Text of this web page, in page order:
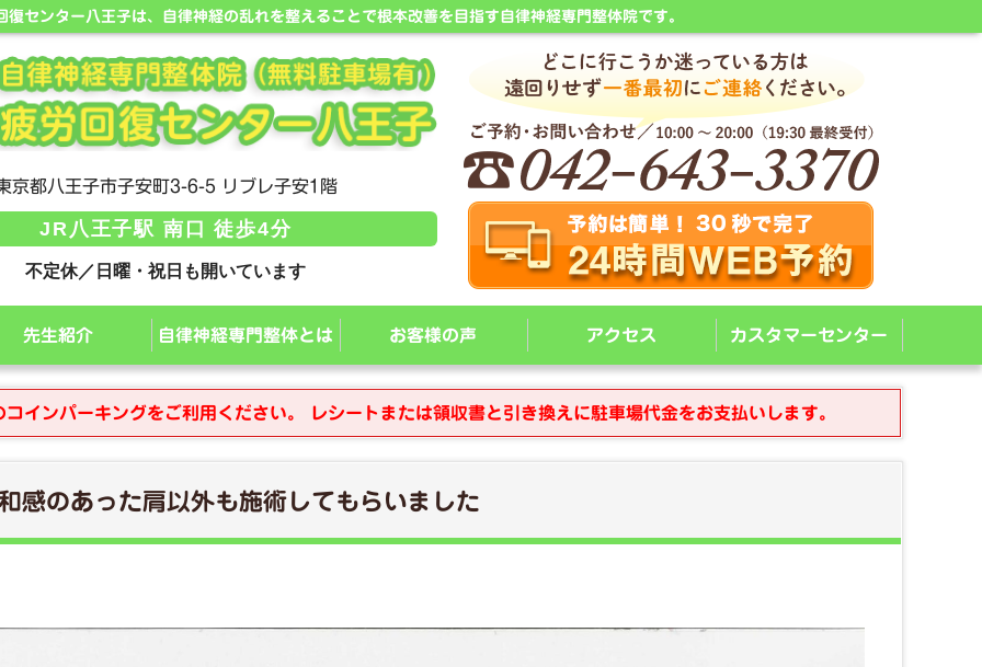
センター八王子は、自律神経の乱れを整えることで根本改善を目指す自律神経専門整体院です。
京都八王子市子安町3-6-5 リブレ子安1階
JR八王子駅 南口 徒歩4分
不定休／日曜・祝日も開いています
先生紹介 自律神経専門整体とは お客様の声 アクセス カスタマーセンター
インパーキングをご利用ください。 レシートまたは領収書と引き換えに駐車場代金をお支払いします。
感のあった肩以外も施術してもらいました